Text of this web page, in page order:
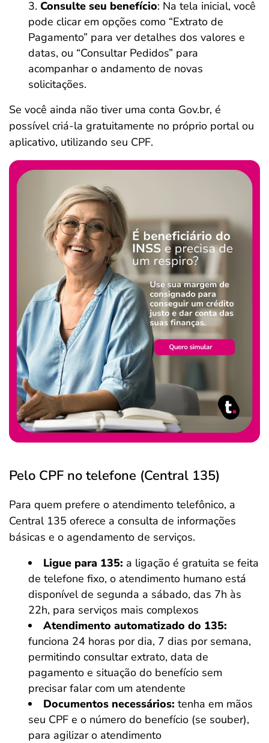
Consulte seu benefício: Na tela inicial, você
pode clicar em opções como “Extrato de
Pagamento” para ver detalhes dos valores e
datas, ou “Consultar Pedidos” para
acompanhar o andamento de novas
solicitações.
Se você ainda não tiver uma conta Gov.br, é
possível criá-la gratuitamente no próprio portal ou
aplicativo, utilizando seu CPF.
Pelo CPF no telefone (Central 135)
Para quem prefere o atendimento telefônico, a
Central 135 oferece a consulta de informações
básicas e o agendamento de serviços.
Ligue para 135: a ligação é gratuita se feita
de telefone fixo, o atendimento humano está
disponível de segunda a sábado, das 7h às
22h, para serviços mais complexos
Atendimento automatizado do 135:
funciona 24 horas por dia, 7 dias por semana,
permitindo consultar extrato, data de
pagamento e situação do benefício sem
precisar falar com um atendente
Documentos necessários: tenha em mãos
seu CPF e o número do benefício (se souber),
para agilizar o atendimento